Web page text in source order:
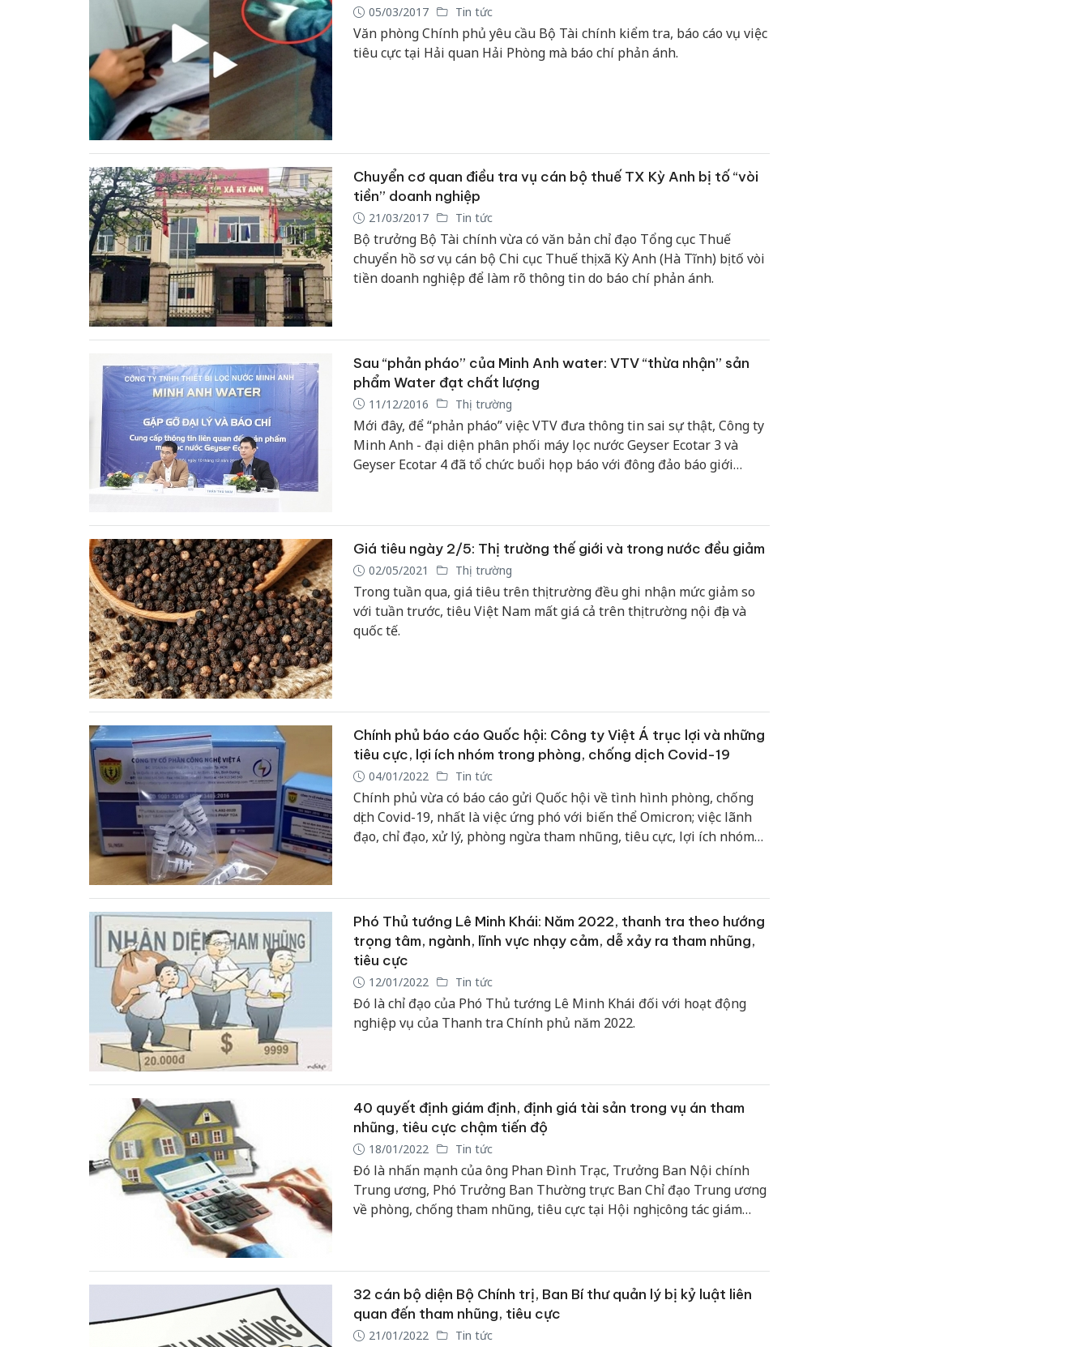
05/03/2017 Tin tức
Văn phòng Chính phủ yêu cầu Bộ Tài chính kiểm tra, báo cáo vụ việc
tiêu cực tại Hải quan Hải Phòng mà báo chí phản ánh.
Chuyển cơ quan điều tra vụ cán bộ thuế TX Kỳ Anh bị tố “vòi
tiền” doanh nghiệp
21/03/2017 Tin tức
Bộ trưởng Bộ Tài chính vừa có văn bản chỉ đạo Tổng cục Thuế
chuyển hồ sơ vụ cán bộ Chi cục Thuế thị xã Kỳ Anh (Hà Tĩnh) bị tố vòi
tiền doanh nghiệp để làm rõ thông tin do báo chí phản ánh.
Sau “phản pháo” của Minh Anh water: VTV “thừa nhận” sản
phẩm Water đạt chất lượng
11/12/2016 Thị trường
Mới đây, để “phản pháo” việc VTV đưa thông tin sai sự thật, Công ty
Minh Anh - đại diện phân phối máy lọc nước Geyser Ecotar 3 và
Geyser Ecotar 4 đã tổ chức buổi họp báo với đông đảo báo giới
Giá tiêu ngày 2/5: Thị trường thế giới và trong nước đều giảm
02/05/2021 Thị trường
Trong tuần qua, giá tiêu trên thị trường đều ghi nhận mức giảm so
với tuần trước, tiêu Việt Nam mất giá cả trên thị trường nội địa và
quốc tế.
Chính phủ báo cáo Quốc hội: Công ty Việt Á trục lợi và những
tiêu cực, lợi ích nhóm trong phòng, chống dịch Covid-19
04/01/2022 Tin tức
Chính phủ vừa có báo cáo gửi Quốc hội về tình hình phòng, chống
dịch Covid-19, nhất là việc ứng phó với biến thể Omicron; việc lãnh
đạo, chỉ đạo, xử lý, phòng ngừa tham nhũng, tiêu cực, lợi ích nhóm
Phó Thủ tướng Lê Minh Khái: Năm 2022, thanh tra theo hướng
trọng tâm, ngành, lĩnh vực nhạy cảm, dễ xảy ra tham nhũng,
tiêu cực
12/01/2022 Tin tức
Đó là chỉ đạo của Phó Thủ tướng Lê Minh Khái đối với hoạt động
nghiệp vụ của Thanh tra Chính phủ năm 2022.
40 quyết định giám định, định giá tài sản trong vụ án tham
nhũng, tiêu cực chậm tiến độ
18/01/2022 Tin tức
Đó là nhấn mạnh của ông Phan Đình Trạc, Trưởng Ban Nội chính
Trung ương, Phó Trưởng Ban Thường trực Ban Chỉ đạo Trung ương
về phòng, chống tham nhũng, tiêu cực tại Hội nghị công tác giám
32 cán bộ diện Bộ Chính trị, Ban Bí thư quản lý bị kỷ luật liên
quan đến tham nhũng, tiêu cực
21/01/2022 Tin tức